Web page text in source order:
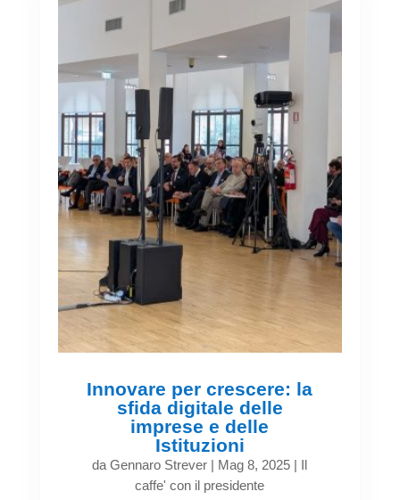
Innovare per crescere: la
sfida digitale delle
imprese e delle
Istituzioni
daGennaro Strever | Mag 8, 2025 | Il
caffe' con il presidente